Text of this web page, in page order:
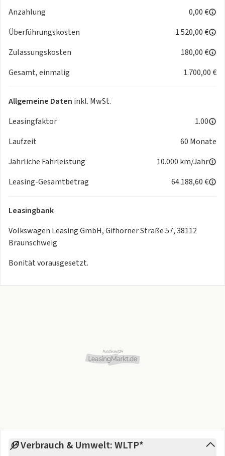
Anzahlung
0,00 €
Überführungskosten
1.520,00 €
Zulassungskosten
180,00 €
Gesamt, einmalig
1.700,00 €
Allgemeine Daten inkl. MwSt.
Leasingfaktor
1.00
Laufzeit
60 Monate
Jährliche Fahrleistung
10.000 km/Jahr
Leasing-Gesamtbetrag
64.188,60 €
Leasingbank
Volkswagen Leasing GmbH, Gifhorner Straße 57, 38112
Braunschweig
Bonität vorausgesetzt.
Verbrauch & Umwelt: WLTP*